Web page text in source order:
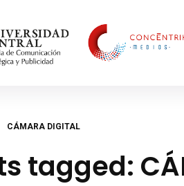
CÁMARA DIGITAL
tagged: